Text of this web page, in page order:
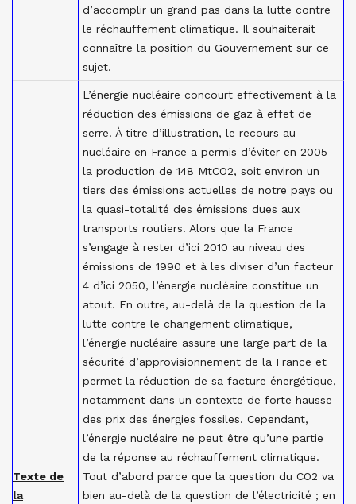
d’accomplir un grand pas dans la lutte contre
le réchauffement climatique. Il souhaiterait
connaître la position du Gouvernement sur ce
sujet.
Texte de
la
L’énergie nucléaire concourt effectivement à la
réduction des émissions de gaz à effet de
serre. À titre d’illustration, le recours au
nucléaire en France a permis d’éviter en 2005
la production de 148 MtCO2, soit environ un
tiers des émissions actuelles de notre pays ou
la quasi-totalité des émissions dues aux
transports routiers. Alors que la France
s’engage à rester d’ici 2010 au niveau des
émissions de 1990 et à les diviser d’un facteur
4 d’ici 2050, l’énergie nucléaire constitue un
atout. En outre, au-delà de la question de la
lutte contre le changement climatique,
l’énergie nucléaire assure une large part de la
sécurité d’approvisionnement de la France et
permet la réduction de sa facture énergétique,
notamment dans un contexte de forte hausse
des prix des énergies fossiles. Cependant,
l’énergie nucléaire ne peut être qu’une partie
de la réponse au réchauffement climatique.
Tout d’abord parce que la question du CO2 va
bien au-delà de la question de l’électricité ; en